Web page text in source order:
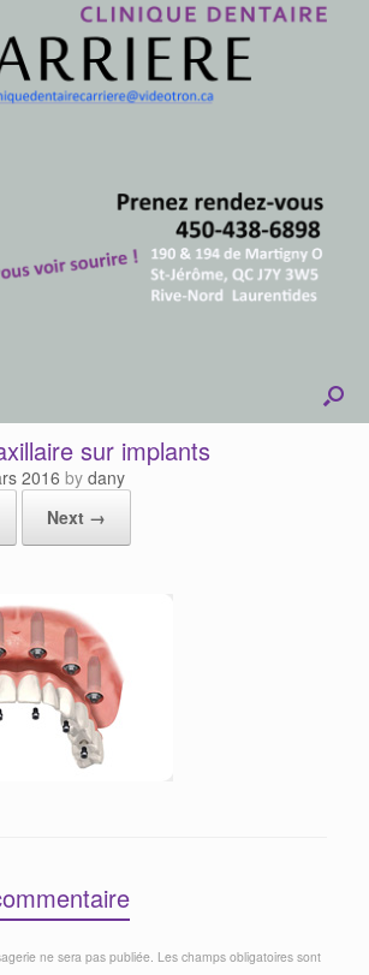
sur implants
2016 by dany
Next →
ne sera pas publiée. Les champs obligatoires sont